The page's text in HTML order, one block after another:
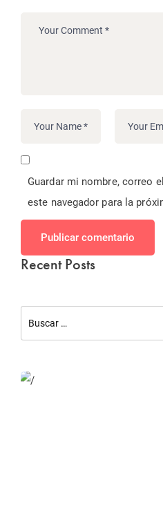
Guardar mi nombre, correo
este navegador para la
Publicar comentario
Recent Posts